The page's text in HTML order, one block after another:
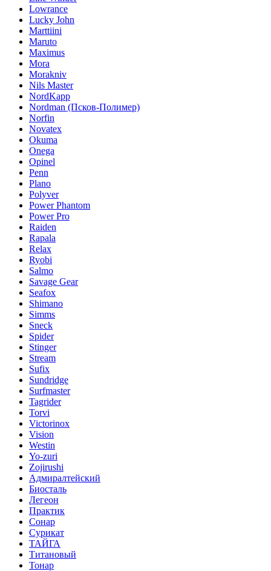
Lowrance
Lucky John
Marttiini
Maruto
Maximus
Mora
Morakniv
Nils Master
NordKapp
Nordman (Псков-Полимер)
Norfin
Novatex
Okuma
Onega
Opinel
Penn
Plano
Polyver
Power Phantom
Power Pro
Raiden
Rapala
Relax
Ryobi
Salmo
Savage Gear
Seafox
Shimano
Simms
Sneck
Spider
Stinger
Stream
Sufix
Sundridge
Surfmaster
Tagrider
Torvi
Victorinox
Vision
Westin
Yo-zuri
Zojirushi
Адмиралтейский
Биосталь
Легеон
Практик
Сонар
Сурикат
ТАЙГА
Титановый
Тонар